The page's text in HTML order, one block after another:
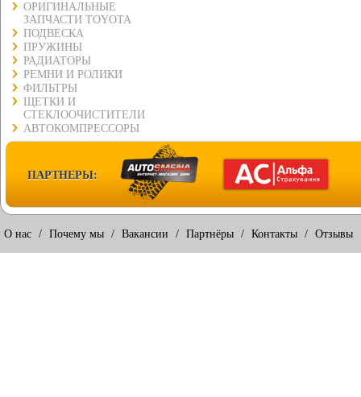
ОРИГИНАЛЬНЫЕ
ЗАПЧАСТИ TOYOTA
ПОДВЕСКА
ПРУЖИНЫ
РАДИАТОРЫ
РЕМНИ И РОЛИКИ
ФИЛЬТРЫ
ЩЕТКИ И
СТЕКЛООЧИСТИТЕЛИ
АВТОКОМПРЕССОРЫ
ПАРТНЕРЫ:
О нас / Почему мы / Вакансии / Партнёры / Контакты / Отзывы